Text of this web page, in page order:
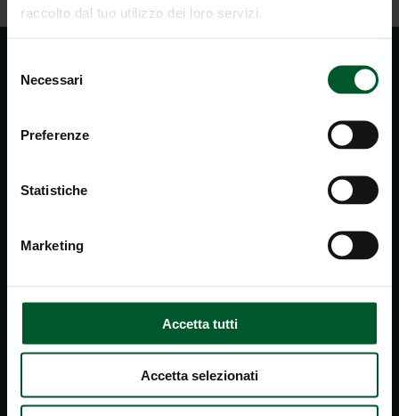
raccolto dal tuo utilizzo dei loro servizi.
delNecessari
Preferenze
Statistiche
Marketing
Accetta tutti
Accetta selezionati
HOTEL EDELWEISS | FAMIGLIA
SCHWINGSHACKL
Braies di Fuori 65, 39030 Prags